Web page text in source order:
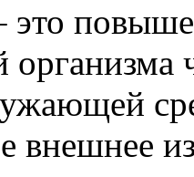
это
организма
внешнее